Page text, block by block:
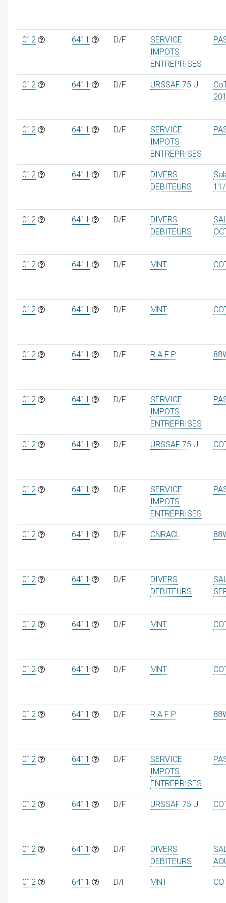
012 6411 D/F
SERVICE
IMPOTS
ENTREPRISES
012 6411 D/F URSSAF 75 U
012 6411 D/F
SERVICE
IMPOTS
ENTREPRISES
012 6411 D/F
DIVERS
DEBITEURS
012 6411 D/F
DIVERS
DEBITEURS
012 6411 D/F MNT
012 6411 D/F MNT
012 6411 D/F R A F P
012 6411 D/F
SERVICE
IMPOTS
ENTREPRISES
012 6411 D/F URSSAF 75 U
012 6411 D/F
SERVICE
IMPOTS
ENTREPRISES
012 6411 D/F CNRACL
012 6411 D/F
DIVERS
DEBITEURS
012 6411 D/F MNT
012 6411 D/F MNT
012 6411 D/F R A F P
012 6411 D/F
SERVICE
IMPOTS
ENTREPRISES
012 6411 D/F URSSAF 75 U
012 6411 D/F
DIVERS
DEBITEURS
012 6411 D/F MNT